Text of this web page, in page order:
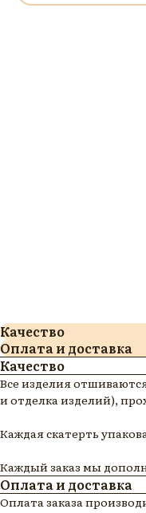
Качество
Оплата и доставка
Качество
Все изделия
и отделка изделий),
Каждая скатерть
Каждый заказ мы
Оплата и доставка
Оплата заказа